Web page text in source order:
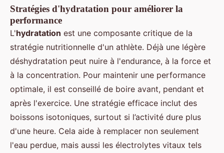
Stratégies d'hydratation pour améliorer la
performance
L'hydratation est une composante critique de la
stratégie nutritionnelle d'un athlète. Déjà une légère
déshydratation peut nuire à l'endurance, à la force et
à la concentration. Pour maintenir une performance
optimale, il est conseillé de boire avant, pendant et
après l'exercice. Une stratégie efficace inclut des
boissons isotoniques, surtout si l’activité dure plus
d'une heure. Cela aide à remplacer non seulement
l'eau perdue, mais aussi les électrolytes vitaux tels